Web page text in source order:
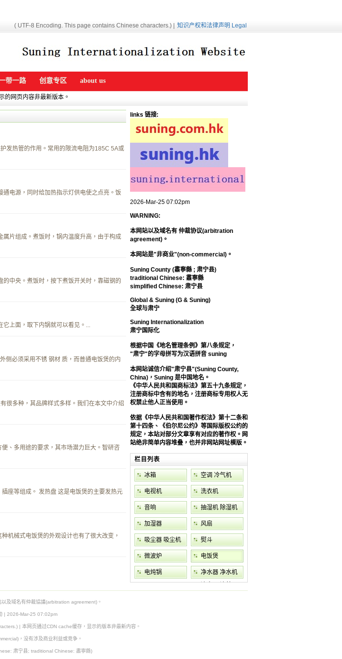
( UTF-8 Encoding. This page contains Chinese characters.) | 知识产权和法律声明 Legal
带一路 创意专区 about us
的网页内容非最新版本。
发热管的作用。常用的限流电阻为185C 5A或
电源，同时给加热指示灯供电使之点亮。饭
片组成。煮饭时，锅内温度升高，由于构成
中央。煮饭时，按下煮饭开关时，靠磁钢的
它上面，取下内锅就可以看见。...
侧必须采用不锈 钢材 质，而普通电饭煲的内
很多种，其品牌样式多样。我们在本文中介绍
、多用途的要求，其市场潜力巨大。智研咨
座等组成。 发热盘 这是电饭煲的主要发热元
机械式电饭煲的外观设计也有了很大改变，
links 链接:
2026-Mar-25 07:02pm
WARNING:
本网站以及域名有 仲裁协议(arbitration
agreement)。
本网站是"非商业"(non-commercial)。
Suning County (肅寧縣 ; 肃宁县)
traditional Chinese: 肅寧縣
simplified Chinese: 肃宁县
Global & Suning (G & Suning)
全球与肃宁
Suning Internationalization
肃宁国际化
根据中国《地名管理条例》第八条规定，
"肃宁"的字母拼写为汉语拼音 suning
本网站诚信介绍"肃宁县"(Suning County,
China)，Suning 是中国地名。
《中华人民共和国商标法》第五十九条规定，
注册商标中含有的地名，注册商标专用权人无
权禁止他人正当使用。
依据《中华人民共和国著作权法》第十二条和
第十四条、《伯尔尼公约》等国际版权公约的
规定，本站对部分文章享有对应的著作权。网
站绝非简单内容堆叠，也并非网站网址模版。
栏目列表
冰箱 空调 冷气机
电视机 洗衣机
音响 抽湿机 除湿机
加湿器 风扇
吸尘器 吸尘机 熨斗
微波炉 电饭煲
电炖锅
净水器 净水机
及域名有仲裁協議(arbitration agreement)。
| 2026-Mar-25 07:02pm
| 本网页通过CDN cache缓存，显示的版本非最新内容。
，没有涉及商业利益或竞争。
肃宁县; traditional Chinese: 肅寧縣)